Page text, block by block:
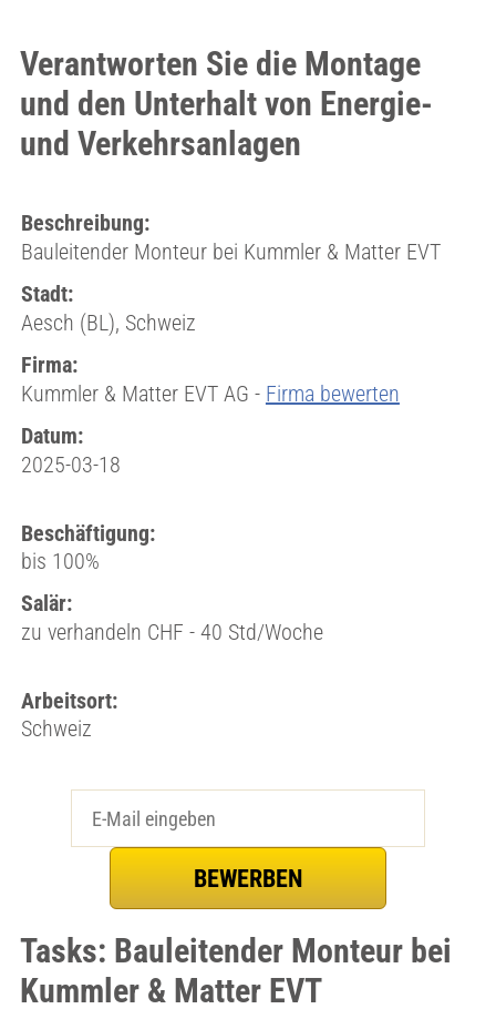
Verantworten Sie die Montage
und den Unterhalt von Energie-
und Verkehrsanlagen
Beschreibung:
Bauleitender Monteur bei Kummler & Matter EVT
Stadt:
Aesch (BL), Schweiz
Firma:
Kummler & Matter EVT AG - Firma bewerten
Datum:
2025-03-18
Beschäftigung:
bis 100%
Salär:
zu verhandeln CHF - 40 Std/Woche
Arbeitsort:
Schweiz
Tasks: Bauleitender Monteur bei
Kummler & Matter EVT